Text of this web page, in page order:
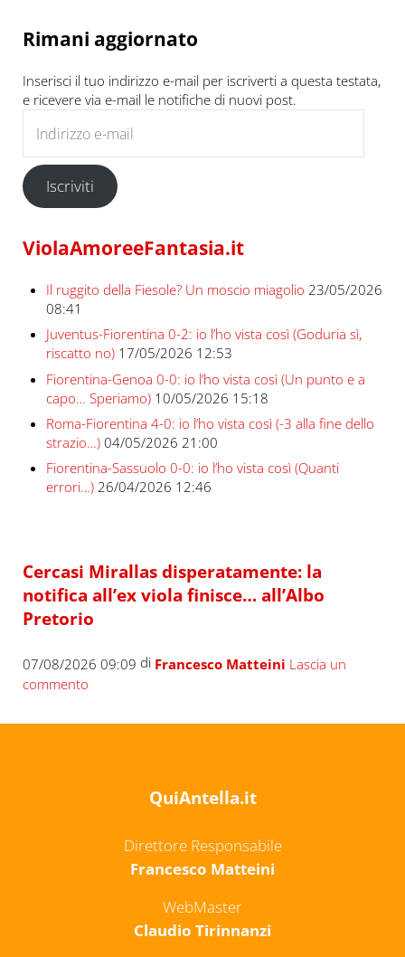
Rimani aggiornato
Inserisci il tuo indirizzo e-mail per iscriverti a questa testata,
e ricevere via e-mail le notifiche di nuovi post.
Iscriviti
ViolaAmoreeFantasia.it
Il ruggito della Fiesole? Un moscio miagolio 23/05/2026
08:41
Juventus-Fiorentina 0-2: io l’ho vista così (Goduria sì,
riscatto no) 17/05/2026 12:53
Fiorentina-Genoa 0-0: io l’ho vista così (Un punto e a
capo… Speriamo) 10/05/2026 15:18
Roma-Fiorentina 4-0: io l’ho vista così (-3 alla fine dello
strazio…) 04/05/2026 21:00
Fiorentina-Sassuolo 0-0: io l’ho vista così (Quanti
errori…) 26/04/2026 12:46
Cercasi Mirallas disperatamente: la
notifica all’ex viola finisce… all’Albo
Pretorio
07/08/2026 09:09 di Francesco Matteini Lascia un
commento
QuiAntella.it
Direttore Responsabile
Francesco Matteini
WebMaster
Claudio Tirinnanzi